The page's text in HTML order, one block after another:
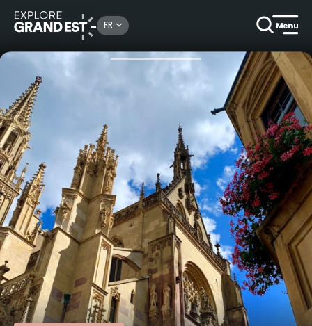
FR
Patrimoine & mémoire Visite commentée de la Collégiale Saint-Thiébaut